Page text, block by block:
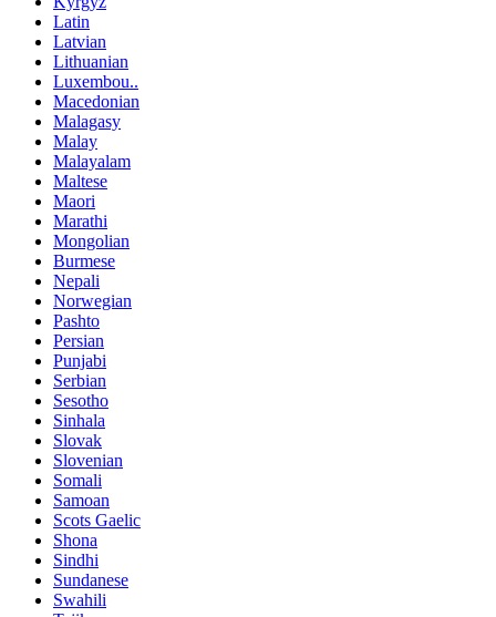
Latin
Latvian
Lithuanian
Luxembou..
Macedonian
Malagasy
Malay
Malayalam
Maltese
Maori
Marathi
Mongolian
Burmese
Nepali
Norwegian
Pashto
Persian
Punjabi
Serbian
Sesotho
Sinhala
Slovak
Slovenian
Somali
Samoan
Scots Gaelic
Shona
Sindhi
Sundanese
Swahili